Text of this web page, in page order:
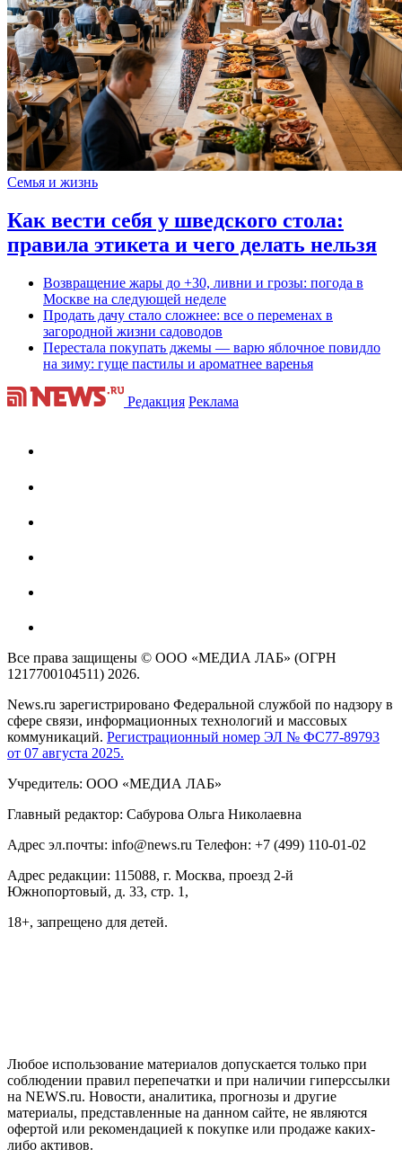
Семья и жизнь
Как вести себя у шведского стола:
правила этикета и чего делать нельзя
Возвращение жары до +30, ливни и грозы: погода в
Москве на следующей неделе
Продать дачу стало сложнее: все о переменах в
загородной жизни садоводов
Перестала покупать джемы — варю яблочное повидло
на зиму: гуще пастилы и ароматнее варенья
Редакция Реклама
Все права защищены © ООО «МЕДИА ЛАБ» (ОГРН
1217700104511) 2026.
News.ru зарегистрировано Федеральной службой по надзору в
сфере связи, информационных технологий и массовых
коммуникаций. Регистрационный номер ЭЛ № ФС77-89793
от 07 августа 2025.
Учредитель: ООО «МЕДИА ЛАБ»
Главный редактор: Сабурова Ольга Николаевна
Адрес эл.почты: info@news.ru Телефон: +7 (499) 110-01-02
Адрес редакции: 115088, г. Москва, проезд 2-й
Южнопортовый, д. 33, стр. 1,
18+, запрещено для детей.
Любое использование материалов допускается только при
соблюдении правил перепечатки и при наличии гиперссылки
на NEWS.ru. Новости, аналитика, прогнозы и другие
материалы, представленные на данном сайте, не являются
офертой или рекомендацией к покупке или продаже каких-
либо активов.